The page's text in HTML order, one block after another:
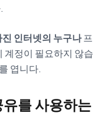
인터넷의 누구나프
계정이 필요하지 않습
엽니다.
를 사용하는